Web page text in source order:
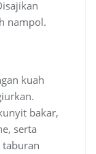
nampol.
kuah
bakar,
serta
taburan